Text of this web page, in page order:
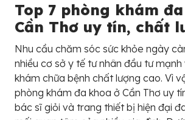
Top 7 phòng khám
Cần Thơ uy tín, chất
Nhu cầu chăm sóc sức khỏe ngày
nhiều cơ sở y tế tư nhân đầu tư
khám chữa bệnh chất lượng cao. Vì
phòng khám đa khoa ở Cần Thơ uy
bác sĩ giỏi và trang thiết bị hiện đại